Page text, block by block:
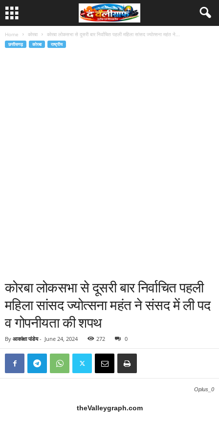
Home कोरबा कोरबा लोकसभा से दूसरी बार निर्वाचित पहली महिला सांसद ज्योत्सना महंत ने...
छत्तीसगढ़ कोरबा राष्ट्रीय
कोरबा लोकसभा से दूसरी बार निर्वाचित पहली
महिला सांसद ज्योत्सना महंत ने संसद में ली पद
व गोपनीयता की शपथ
By आकांक्षा पांडेय- June 24, 2024 272 0
Oplus_0
theValleygraph.com